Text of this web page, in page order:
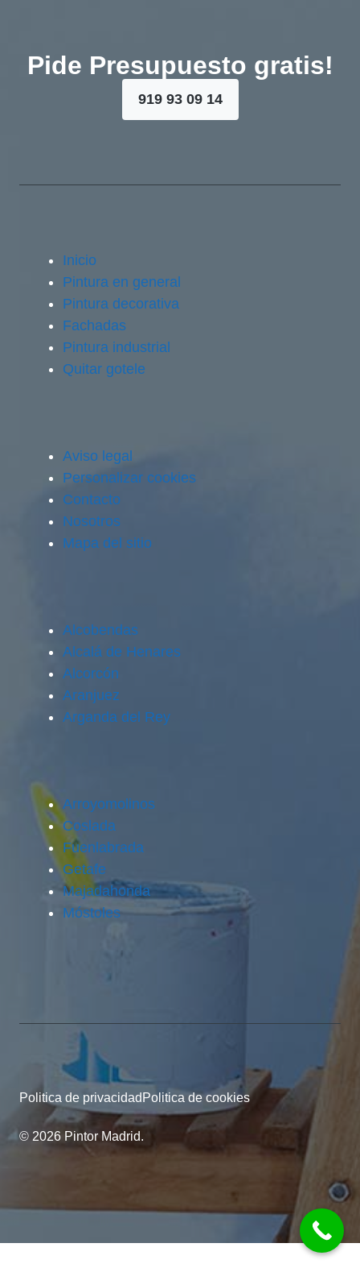
Pide Presupuesto gratis!
919 93 09 14
Inicio
Pintura en general
Pintura decorativa
Fachadas
Pintura industrial
Quitar gotele
Aviso legal
Personalizar cookies
Contacto
Nosotros
Mapa del sitio
Alcobendas
Alcalá de Henares
Alcorcón
Aranjuez
Arganda del Rey
Arroyomolinos
Coslada
Fuenlabrada
Getafe
Majadahonda
Móstoles
© 2026 Pintor Madrid.
Politica de privacidad Politica de cookies